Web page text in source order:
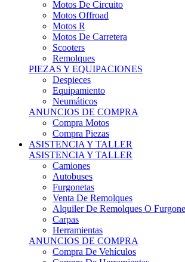
Motos R
Motos De Carretera
Scooters
Remolques
PIEZAS Y EQUIPACIONES
Despieces
Equipamiento
Neumáticos
ANUNCIOS DE COMPRA
Compra Motos
Compra Piezas
ASISTENCIA Y TALLER
ASISTENCIA Y TALLER
Camiones
Autobuses
Furgonetas
Venta De Remolques
Alquiler De Remolques O Furgones
Carpas
Herramientas
ANUNCIOS DE COMPRA
Compra De Vehículos
Compra De Herramientas